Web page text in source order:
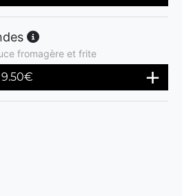
fromagère et frite
9.50€